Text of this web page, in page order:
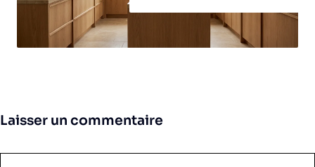
Laisser un commentaire